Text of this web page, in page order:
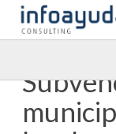
Enviar Por email